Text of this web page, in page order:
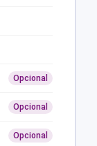
Opcional
Opcional
Opcional